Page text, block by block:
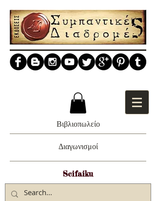
Βιβλιοπωλείο
Διαγωνισμοί
Scifaiku